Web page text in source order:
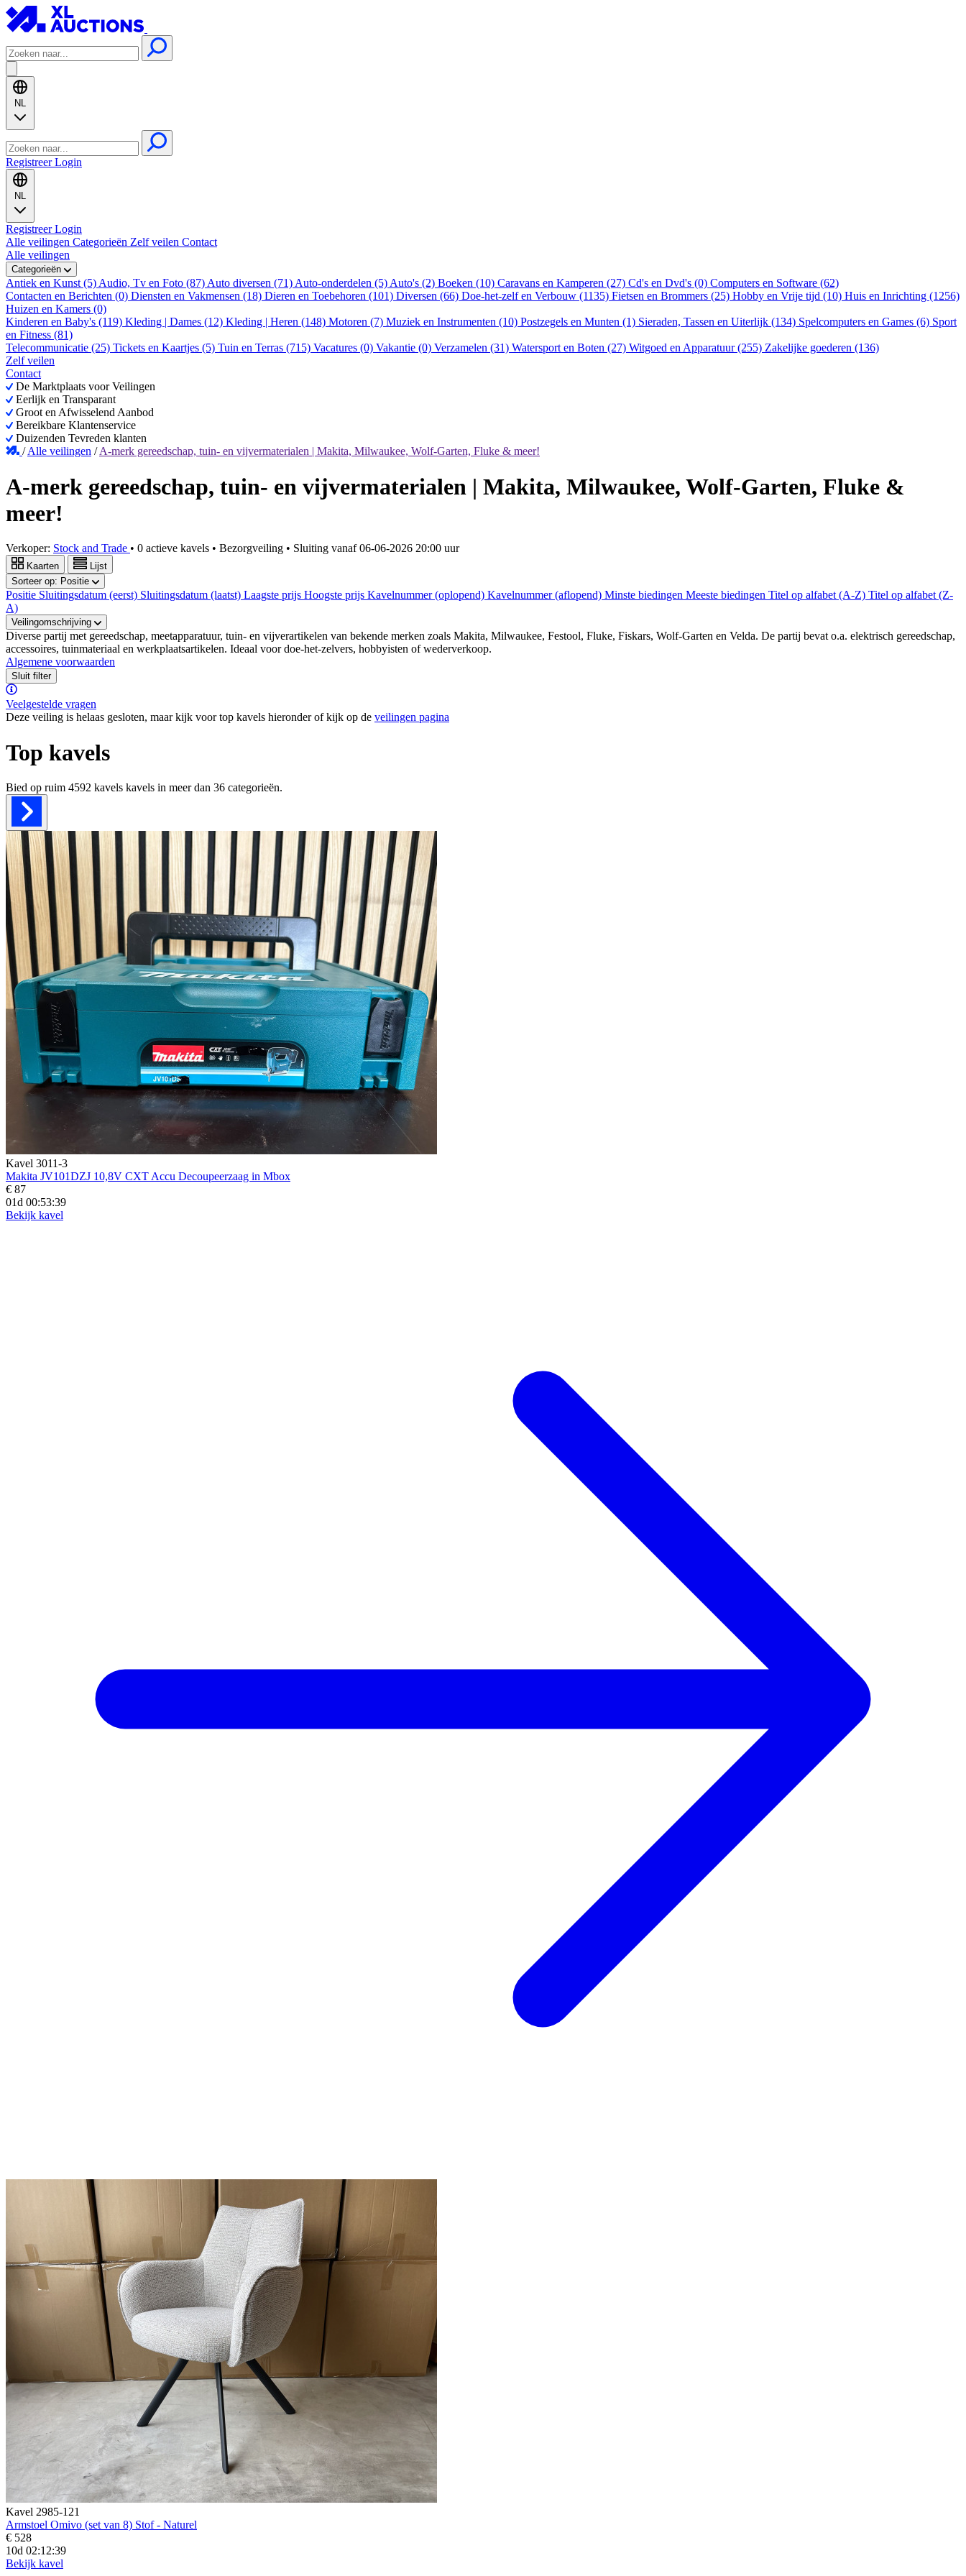
NL
RegistreerLogin
NL
RegistreerLogin
Alle veilingen Categorieën Zelf veilen Contact
Alle veilingen
Categorieën
Antiek en Kunst (5) Audio, Tv en Foto (87) Auto diversen (71) Auto-onderdelen (5) Auto's (2) Boeken (10) Caravans en Kamperen (27) Cd's en Dvd's (0) Computers en Software (62)
Contacten en Berichten (0) Diensten en Vakmensen (18) Dieren en Toebehoren (101) Diversen (66) Doe-het-zelf en Verbouw (1135) Fietsen en Brommers (25) Hobby en Vrije tijd (10) Huis en Inrichting (1256)
Huizen en Kamers (0)
Kinderen en Baby's (119) Kleding | Dames (12) Kleding | Heren (148) Motoren (7) Muziek en Instrumenten (10) Postzegels en Munten (1) Sieraden, Tassen en Uiterlijk (134) Spelcomputers en Games (6) Sport
en Fitness (81)
Telecommunicatie (25) Tickets en Kaartjes (5) Tuin en Terras (715) Vacatures (0) Vakantie (0) Verzamelen (31) Watersport en Boten (27) Witgoed en Apparatuur (255) Zakelijke goederen (136)
Zelf veilen
Contact
De Marktplaats voor Veilingen
Eerlijk en Transparant
Groot en Afwisselend Aanbod
Bereikbare Klantenservice
Duizenden Tevreden klanten
/Alle veilingen /A-merk gereedschap, tuin- en vijvermaterialen | Makita, Milwaukee, Wolf-Garten, Fluke & meer!
A-merk gereedschap, tuin- en vijvermaterialen | Makita, Milwaukee, Wolf-Garten, Fluke &
meer!
Verkoper: Stock and Trade • 0 actieve kavels • Bezorgveiling • Sluiting vanaf06-06-2026 20:00 uur
Kaarten
Lijst
Sorteer op: Positie
Positie Sluitingsdatum (eerst) Sluitingsdatum (laatst) Laagste prijs Hoogste prijs Kavelnummer (oplopend) Kavelnummer (aflopend) Minste biedingen Meeste biedingen Titel op alfabet (A-Z) Titel op alfabet (Z-
A)
Veilingomschrijving
Diverse partij met gereedschap, meetapparatuur, tuin- en vijverartikelen van bekende merken zoals Makita, Milwaukee, Festool, Fluke, Fiskars, Wolf-Garten en Velda. De partij bevat o.a. elektrisch gereedschap,
accessoires, tuinmateriaal en werkplaatsartikelen. Ideaal voor doe-het-zelvers, hobbyisten of wederverkoop.
Algemene voorwaarden
Sluit filter
Veelgestelde vragen
Deze veiling is helaas gesloten, maar kijk voor top kavels hieronder of kijk op de veilingen pagina
Top kavels
Bied op ruim 4592 kavels kavels in meer dan 36 categorieën.
Kavel 3011-3
Makita JV101DZJ 10,8V CXT Accu Decoupeerzaag in Mbox
€ 87
01d 00:53:38
Bekijk kavel
Kavel 2985-121
Armstoel Omivo (set van 8) Stof - Naturel
€ 528
10d 02:12:38
Bekijk kavel